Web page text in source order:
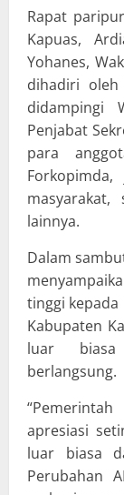
Rapat
Kapuas,
Yohanes,
dihadiri oleh
didampingi
Penjabat
para
lainnya.
Dalam
tinggi kepada
Kabupaten
luar biasa
berlangsung.
apresiasi
luar biasa
Perubahan